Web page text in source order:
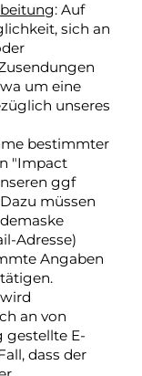
: Auf
sich an
um eine
unseres
bestimmter
"Impact
ggf
müssen
Adresse)
Angaben
an von
gestellte E-
dass der